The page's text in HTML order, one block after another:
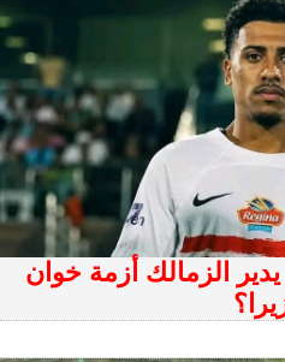
الزمالك أزمة خوان